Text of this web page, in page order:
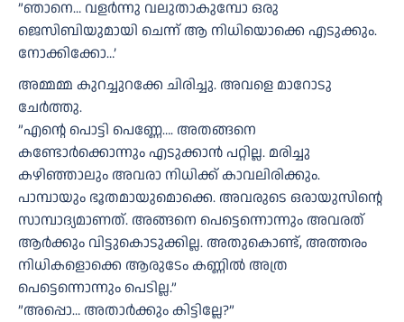
”ഞാനെ… വളർന്നു വലുതാകുമ്പോ ഒരു
ജെസിബിയുമായി ചെന്ന് ആ നിധിയൊക്കെ എടുക്കും.
നോക്കിക്കോ…’
അമ്മമ്മ കുറച്ചുറക്കേ ചിരിച്ചു. അവളെ മാറോടു
ചേർത്തു.
”എന്റെ പൊട്ടി പെണ്ണേ…. അതങ്ങനെ
കണ്ടോർക്കൊന്നും എടുക്കാൻ പറ്റില്ല. മരിച്ചു
കഴിഞ്ഞാലും അവരാ നിധിക്ക് കാവലിരിക്കും.
പാമ്പായും ഭൂതമായുമൊക്കെ. അവരുടെ ഒരായുസിന്റെ
സാമ്പാദ്യമാണത്. അങ്ങനെ പെട്ടെന്നൊന്നും അവരത്
ആർക്കും വിട്ടുകൊടുക്കില്ല. അതുകൊണ്ട്, അത്തരം
നിധികളൊക്കെ ആരുടേം കണ്ണിൽ അത്ര
പെട്ടെന്നൊന്നും പെടില്ല.”
”അപ്പൊ… അതാർക്കും കിട്ടില്ലേ?”